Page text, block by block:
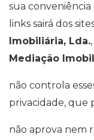
sua conveniência
links sairá dos
Imobiliária, Lda.
Mediação
não controla
privacidade, que
não aprova nem